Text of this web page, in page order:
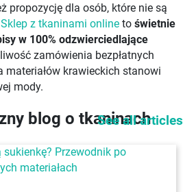
propozycję dla osób, które nie są
Sklep z tkaninami online to świetnie
w 100% odzwierciedlające
zamówienia bezpłatnych
materiałów krawieckich stanowi
mody.
blog o tkaninach
See all articles